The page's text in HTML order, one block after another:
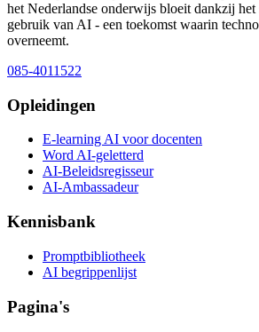
het Nederlandse onderwijs bloeit dankzij
gebruik van AI - een toekomst waarin
overneemt.
085-4011522
Opleidingen
E-learning AI voor docenten
Word AI-geletterd
AI-Beleidsregisseur
AI-Ambassadeur
Kennisbank
Promptbibliotheek
AI begrippenlijst
Pagina's